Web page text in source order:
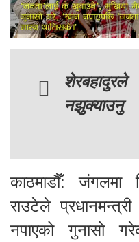
नझुक्याउनु
काठमाडौँ: जंगलमा
राउटेले
नपाएको गुनासो